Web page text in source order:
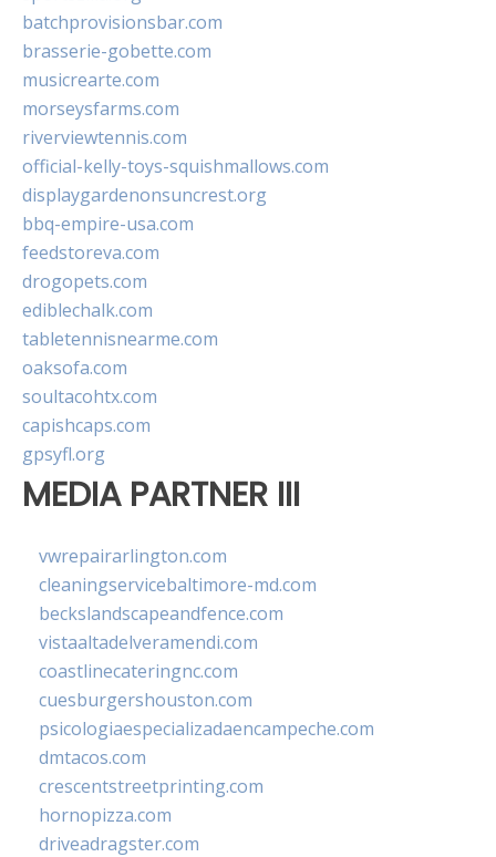
batchprovisionsbar.com
brasserie-gobette.com
musicrearte.com
morseysfarms.com
riverviewtennis.com
official-kelly-toys-squishmallows.com
displaygardenonsuncrest.org
bbq-empire-usa.com
feedstoreva.com
drogopets.com
ediblechalk.com
tabletennisnearme.com
oaksofa.com
soultacohtx.com
capishcaps.com
gpsyfl.org
MEDIA PARTNER III
vwrepairarlington.com
cleaningservicebaltimore-md.com
beckslandscapeandfence.com
vistaaltadelveramendi.com
coastlinecateringnc.com
cuesburgershouston.com
psicologiaespecializadaencampeche.com
dmtacos.com
crescentstreetprinting.com
hornopizza.com
driveadragster.com